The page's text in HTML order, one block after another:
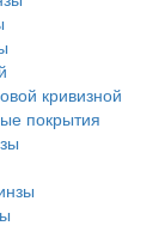
кривизной
покрытия